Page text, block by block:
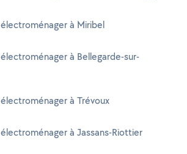
à Miribel
à Bellegarde-sur-
à Trévoux
à Jassans-Riottier